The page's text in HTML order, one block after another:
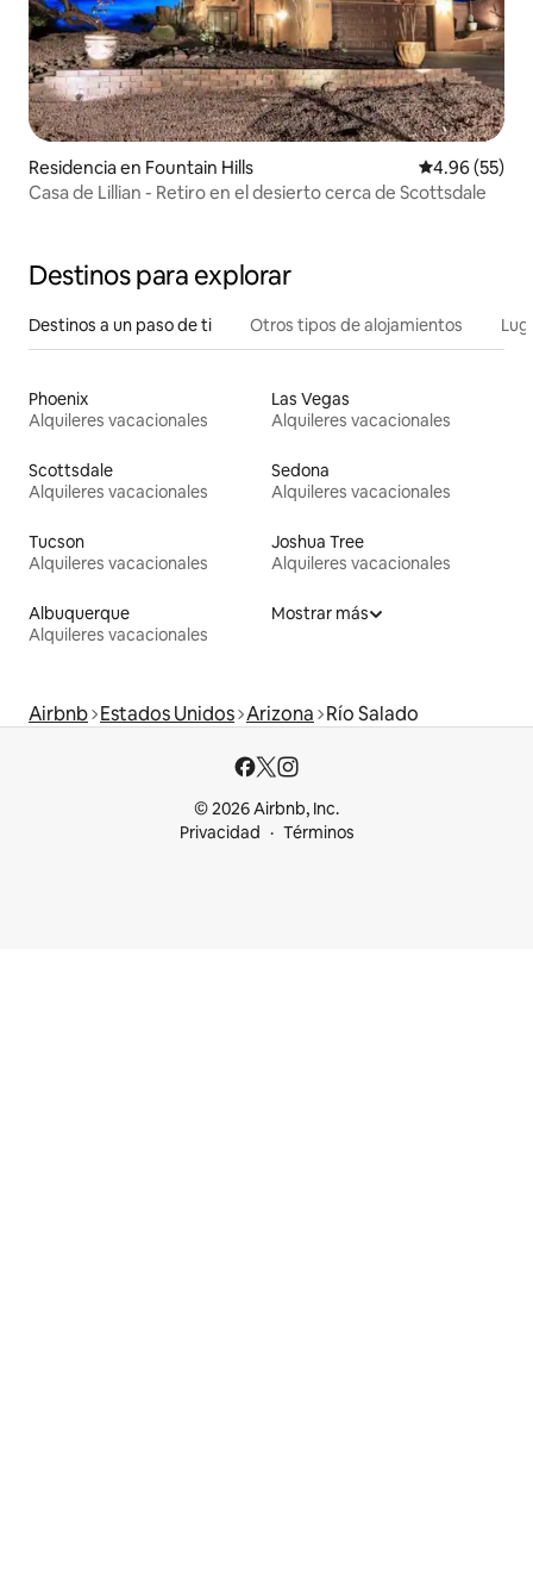
Residencia en Fountain Hills Calificación
4.96 (55)
Casa de Lillian - Retiro en el desierto cerca de Scottsdale
Destinos para explorar
Destinos a un paso de ti Otros tipos de alojamientos
Phoenix
Alquileres vacacionales
Las Vegas
Alquileres vacacionales
Scottsdale
Alquileres vacacionales
Sedona
Alquileres vacacionales
Tucson
Alquileres vacacionales
Joshua Tree
Alquileres vacacionales
Albuquerque
Alquileres vacacionales
Mostrar más
Airbnb Estados Unidos Arizona Río Salado
© 2026 Airbnb, Inc.
Privacidad
Términos